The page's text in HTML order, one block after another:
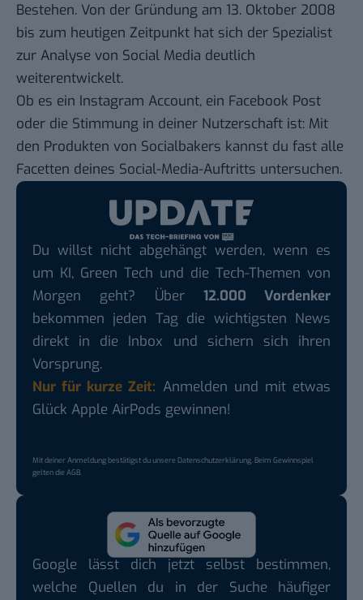
Bestehen. Von der Gründung am 13. Oktober 2008
bis zum heutigen Zeitpunkt hat sich der Spezialist
zur Analyse von Social Media deutlich
weiterentwickelt.
Ob es ein Instagram Account, ein Facebook Post
oder die Stimmung in deiner Nutzerschaft ist: Mit
den Produkten von Socialbakers kannst du fast alle
Facetten deines Social-Media-Auftritts untersuchen.
Du willst nicht abgehängt werden, wenn es
um KI, Green Tech und die Tech-Themen von
Morgen geht? Über 12.000 Vordenker
bekommen jeden Tag die wichtigsten News
direkt in die Inbox und sichern sich ihren
Vorsprung.
Nur für kurze Zeit: Anmelden und mit etwas
Glück Apple AirPods gewinnen!
Mit deiner Anmeldung bestätigst du unsereDatenschutzerklärung. Beim Gewinnspiel
gelten dieAGB.
Google lässt dich jetzt selbst bestimmen,
welche Quellen du in der Suche häufiger